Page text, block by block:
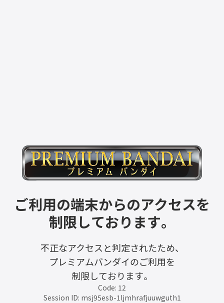
ご利用の端末からのアクセスを
制限しております。
不正なアクセスと判定されたため、
プレミアムバンダイのご利用を
制限しております。
Code: 12
Session ID: msj95esb-1ljmhrafjuuwguth1